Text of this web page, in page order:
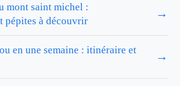
mont saint michel :
pépites à découvrir
→
en une semaine : itinéraire et
→